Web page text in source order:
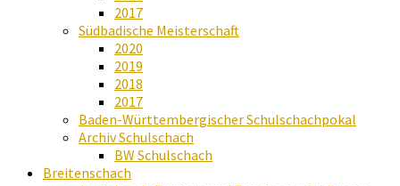
2017
Südbadische Meisterschaft
2020
2019
2018
2017
Baden-Württembergischer Schulschachpokal
Archiv Schulschach
BW Schulschach
Breitenschach